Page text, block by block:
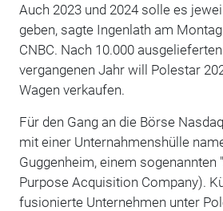
Auch 2023 und 2024 solle es
geben, sagte Ingenlath am
CNBC. Nach 10.000
vergangenen Jahr will Polestar
Wagen verkaufen.
Für den Gang an die Börse
mit einer Unternahmenshülle
Guggenheim, einem sogenannten
Purpose Acquisition Company).
fusionierte Unternehmen unter